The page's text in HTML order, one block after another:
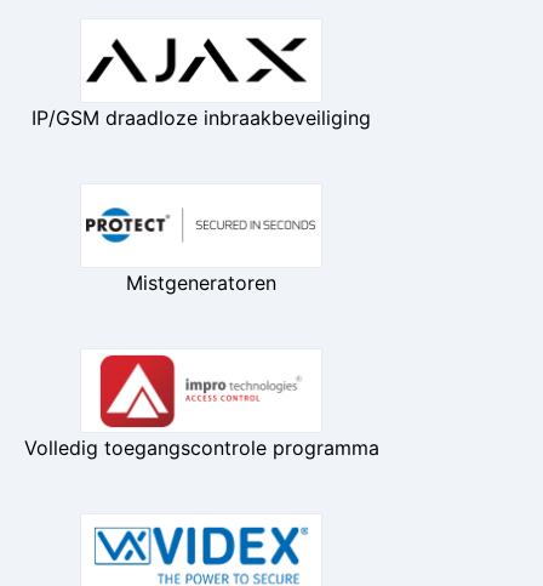
IP/GSM draadloze inbraakbeveiliging
Mistgeneratoren
Volledig toegangscontrole programma